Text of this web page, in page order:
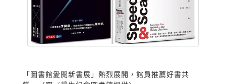
「圖書館愛閱新書展」熱烈展開，館員推薦好書共